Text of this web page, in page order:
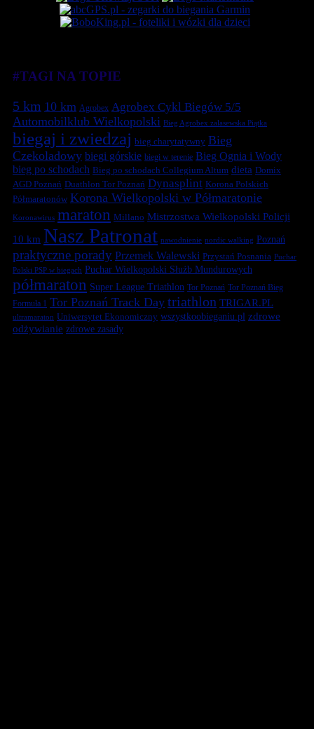
#TAGI NA TOPIE
5 km 10 km Agrobex Agrobex Cykl Biegów 5/5
Automobilklub Wielkopolski Bieg Agrobex zalasewska Piątka
biegaj i zwiedzaj bieg charytatywny Bieg
Czekoladowy biegi górskie biegi w terenie Bieg Ognia i Wody
bieg po schodach Bieg po schodach Collegium Altum dieta Domix
AGD Poznań Duathlon Tor Poznań Dynasplint Korona Polskich
Półmaratonów Korona Wielkopolski w Półmaratonie
Koronawirus maraton Millano Mistrzostwa Wielkopolski Policji
10 km Nasz Patronat nawodnienie nordic walking Poznań
praktyczne porady Przemek Walewski Przystań Posnania Puchar
Polski PSP w biegach Puchar Wielkopolski Służb Mundurowych
półmaraton Super League Triathlon Tor Poznań Tor Poznań Bieg
Formuła 1 Tor Poznań Track Day triathlon TRIGAR.PL
ultramaraton Uniwersytet Ekonomiczny wszystkoobieganiu.pl zdrowe
odżywianie zdrowe zasady